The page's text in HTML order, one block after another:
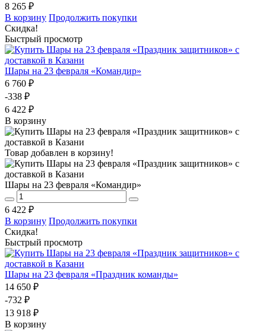
8 265 ₽
В корзину Продолжить покупки
Скидка!
Быстрый просмотр
Шары на 23 февраля «Командир»
6 760 ₽
-338 ₽
6 422 ₽
В корзину
Товар добавлен в корзину!
Шары на 23 февраля «Командир»
6 422 ₽
В корзину Продолжить покупки
Скидка!
Быстрый просмотр
Шары на 23 февраля «Праздник команды»
14 650 ₽
-732 ₽
13 918 ₽
В корзину